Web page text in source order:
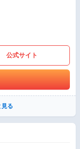
公式サイト
る